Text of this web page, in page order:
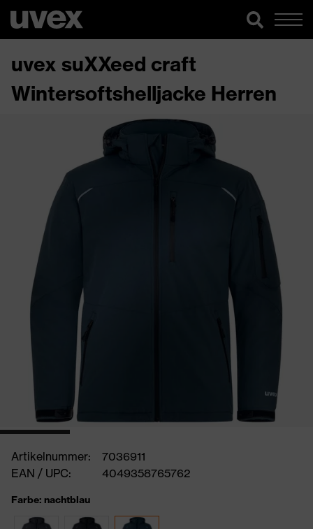
uvex suXXeed craft
Wintersoftshelljacke Herren
Artikelnummer:
7036911
EAN / UPC:
4049358765762
Farbe: nachtblau